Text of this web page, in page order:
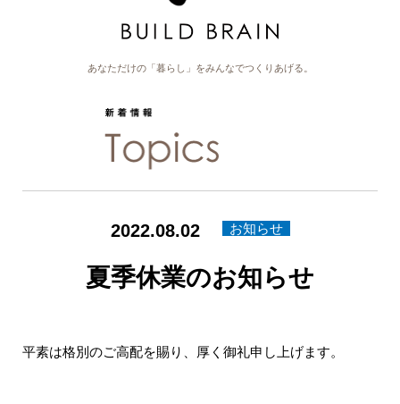
あなただけの「暮らし」をみんなでつくりあげる。
2022.08.02 お知らせ
夏季休業のお知らせ
平素は格別のご高配を賜り、厚く御礼申し上げます。